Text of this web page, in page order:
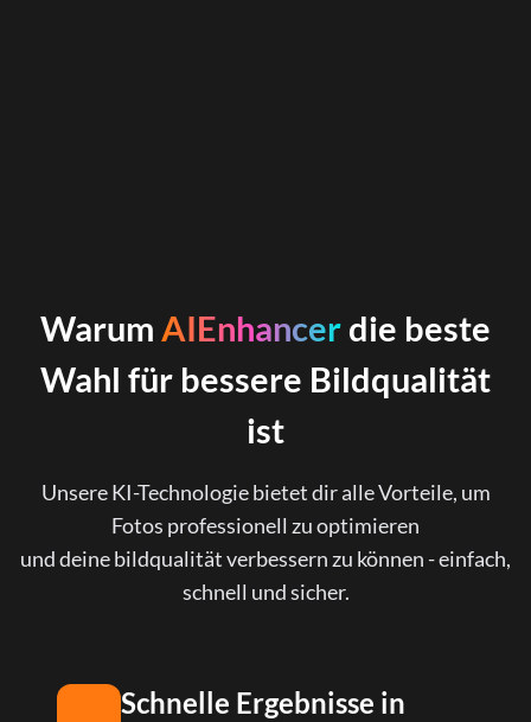
Warum AIEnhancer die beste
Wahl für bessere Bildqualität
ist
Unsere KI-Technologie bietet dir alle Vorteile, um
Fotos professionell zu optimieren
und deine bildqualität verbessern zu können - einfach,
schnell und sicher.
Schnelle Ergebnisse in